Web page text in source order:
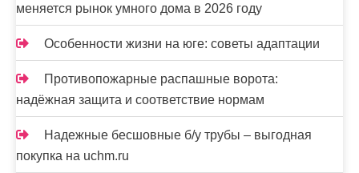
меняется рынок умного дома в 2026 году
Особенности жизни на юге: советы адаптации
Противопожарные распашные ворота:
надёжная защита и соответствие нормам
Надежные бесшовные б/у трубы – выгодная
покупка на uchm.ru